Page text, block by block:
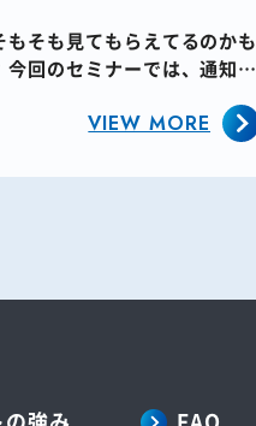
そも見てもらえてるのかも
回のセミナーでは、通知や
VIEW MORE